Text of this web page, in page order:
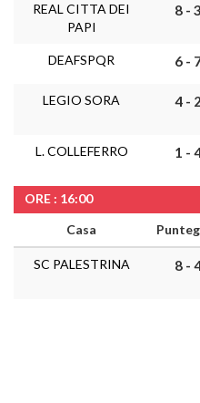
REAL CITTA DEI
PAPI
8 - 3
DEAFSPQR 6 -
LEGIO SORA 4 - 2
L. COLLEFERRO 1 -
ORE : 16:00
Casa
SC PALESTRINA 8 -